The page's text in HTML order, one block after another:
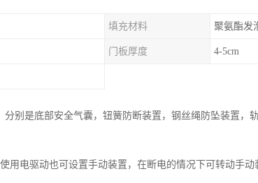
填充材料 聚氨酯发
门板厚度 4-5cm
别是底部安全气囊，钮簧防断装置，钢丝绳防坠装置，
用电驱动也可设置手动装置，在断电的情况下可转动手